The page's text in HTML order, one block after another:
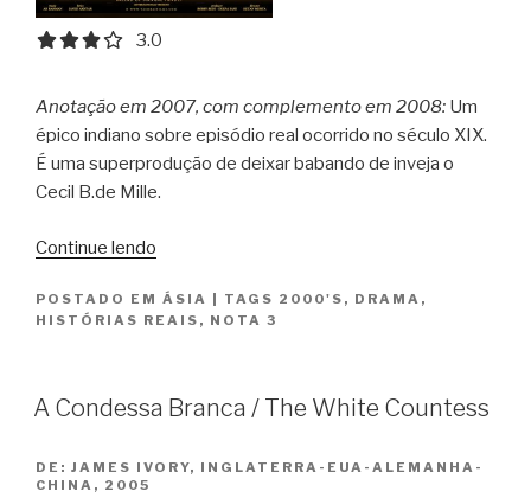
3.0 out of 5.0 stars
3.0
Anotação em 2007, com complemento em 2008: Um
épico indiano sobre episódio real ocorrido no século XIX.
É uma superprodução de deixar babando de inveja o
Cecil B.de Mille.
Continue lendo
Mangal
Rising”
POSTADO EM ÁSIA TAGS 2000'S , DRAMA ,
HISTÓRIAS REAIS , NOTA 3
A Condessa Branca / The White Countess
DE: JAMES IVORY, INGLATERRA-EUA-ALEMANHA-
CHINA, 2005